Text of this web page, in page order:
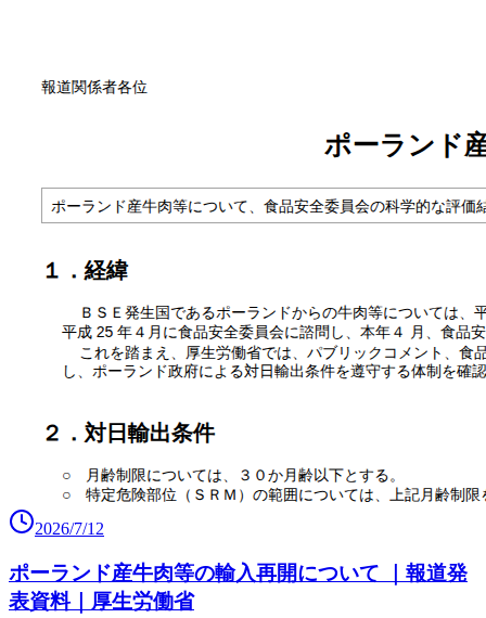
2026/7/12
ポーランド産牛肉等の輸入再開について ｜報道発
表資料｜厚生労働省